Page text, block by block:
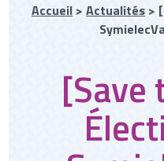
Accueil > Actualités >
[Save